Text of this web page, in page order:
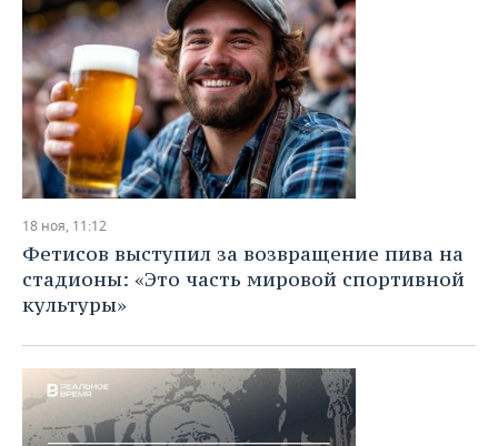
18 ноя, 11:12
Фетисов выступил за возвращение пива на
стадионы: «Это часть мировой спортивной
культуры»